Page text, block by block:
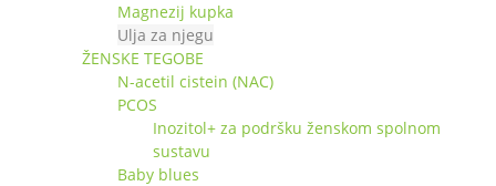
Magnezij kupka
Ulja za njegu
ŽENSKE TEGOBE
N-acetil cistein (NAC)
PCOS
Inozitol+ za podršku ženskom spolnom
sustavu
Baby blues